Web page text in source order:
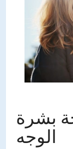
بشرة
الوجه